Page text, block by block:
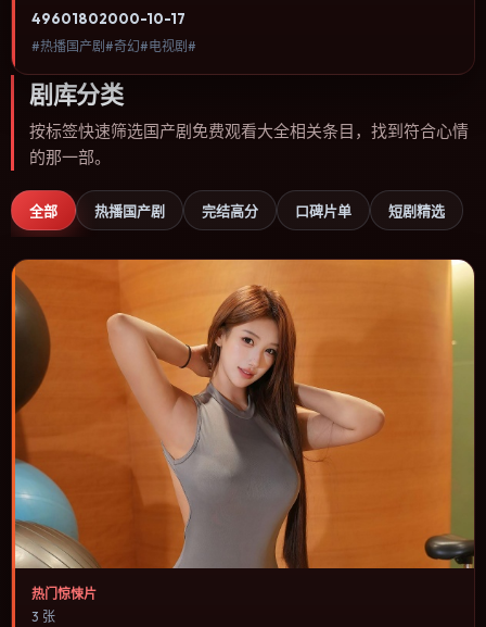
情节推进，节奏与视听语言统一，可作为休闲观影或类型片补片的选
择。
49601802000-10-17
#热播国产剧#奇幻#电视剧#
剧库分类
按标签快速筛选国产剧免费观看大全相关条目，找到符合心情
的那一部。
全部 热播国产剧 完结高分 口碑片单 短剧精选
热门惊悚片
3 张